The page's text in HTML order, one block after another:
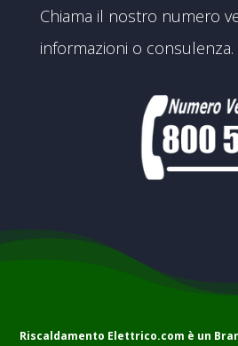
Chiama il nostro numero
informazioni o consulenza.
Riscaldamento Elettrico.com è un